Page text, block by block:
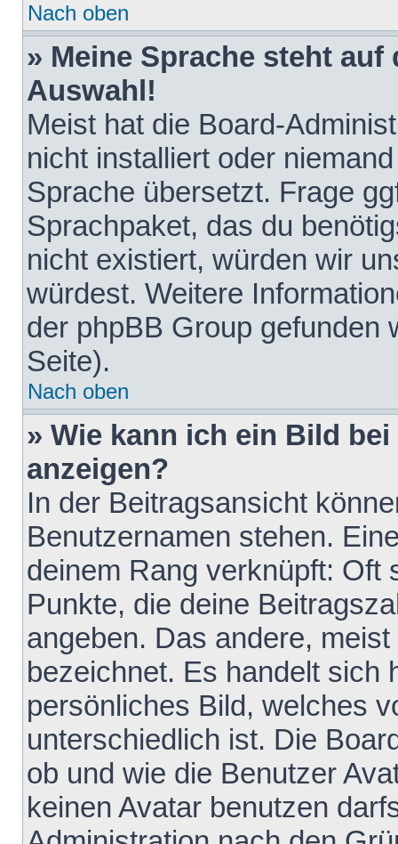
Nach oben
» Meine Sprache steht
Auswahl!
Meist hat die Board-
nicht installiert oder
Sprache übersetzt. Frage
Sprachpaket, das du
nicht existiert, würden wir
würdest. Weitere
der phpBB Group gefunden
Seite).
Nach oben
» Wie kann ich ein Bild
anzeigen?
In der Beitragsansicht
Benutzernamen stehen.
deinem Rang verknüpft: Oft
Punkte, die deine
angeben. Das andere,
bezeichnet. Es handelt sich
persönliches Bild, welches
unterschiedlich ist. Die
ob und wie die Benutzer
keinen Avatar benutzen